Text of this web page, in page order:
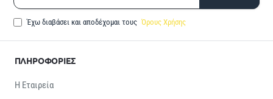
Έχω διαβάσει και αποδέχομαι τους Όρους Χρήσης
ΠΛΗΡΟΦΟΡΙΕΣ
Η Εταιρεία